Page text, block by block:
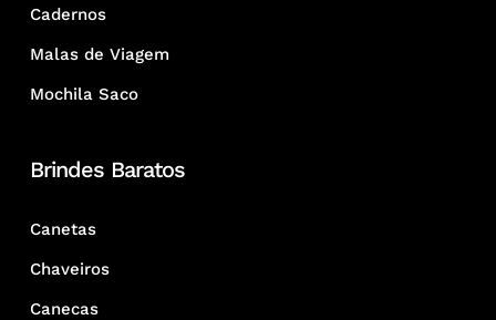
Cadernos
Malas de Viagem
Mochila Saco
Brindes Baratos
Canetas
Chaveiros
Canecas